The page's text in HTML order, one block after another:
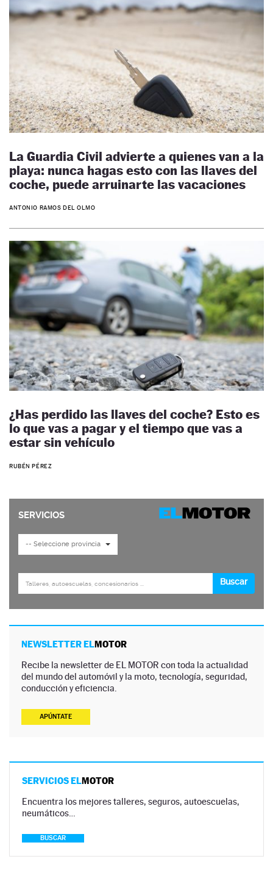
La Guardia Civil advierte a quienes van a la
playa: nunca hagas esto con las llaves del
coche, puede arruinarte las vacaciones
ANTONIO RAMOS DEL OLMO
¿Has perdido las llaves del coche? Esto es
lo que vas a pagar y el tiempo que vas a
estar sin vehículo
RUBÉN PÉREZ
NEWSLETTER ELMOTOR
Recibe la newsletter de EL MOTOR con toda la actualidad
del mundo del automóvil y la moto, tecnología, seguridad,
conducción y eficiencia.
APÚNTATE
SERVICIOS ELMOTOR
Encuentra los mejores talleres, seguros, autoescuelas,
neumáticos…
BUSCAR